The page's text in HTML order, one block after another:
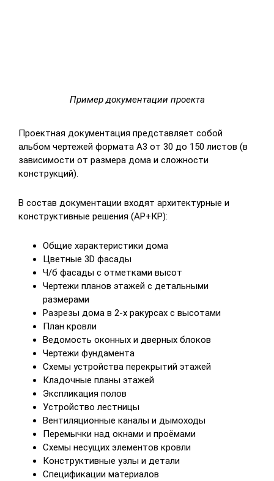
Пример документации проекта
Проектная документация представляет собой
альбом чертежей формата А3 от 30 до 150 листов (в
зависимости от размера дома и сложности
конструкций).
В состав документации входят архитектурные и
конструктивные решения (АР+КР):
Общие характеристики дома
Цветные 3D фасады
Ч/б фасады с отметками высот
Чертежи планов этажей с детальными
размерами
Разрезы дома в 2-х ракурсах с высотами
План кровли
Ведомость оконных и дверных блоков
Чертежи фундамента
Схемы устройства перекрытий этажей
Кладочные планы этажей
Экспликация полов
Устройство лестницы
Вентиляционные каналы и дымоходы
Перемычки над окнами и проёмами
Схемы несущих элементов кровли
Конструктивные узлы и детали
Спецификации материалов